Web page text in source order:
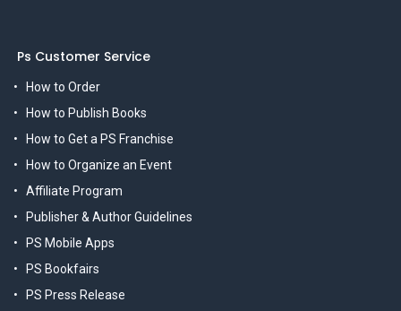
Ps Customer Service
How to Order
How to Publish Books
How to Get a PS Franchise
How to Organize an Event
Affiliate Program
Publisher & Author Guidelines
PS Mobile Apps
PS Bookfairs
PS Press Release